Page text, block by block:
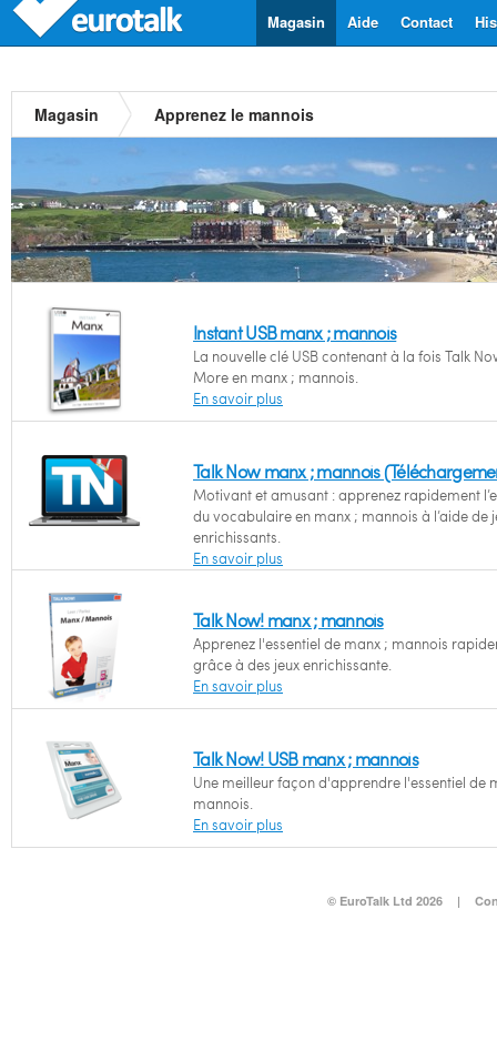
Contact
Aide
Magasin
Magasin Apprenez le mannois
Instant USB manx ; mannois
La nouvelle clé USB contenant à la fois Talk
More en manx ; mannois.
En savoir plus
Talk Now manx ; mannois
Motivant et amusant : apprenez rapidement
du vocabulaire en manx ; mannois à l’aide de
enrichissants.
En savoir plus
Talk Now! manx ; mannois
Apprenez l'essentiel de manx ; mannois
grâce à des jeux enrichissante.
En savoir plus
Talk Now! USB manx ; mannois
Une meilleur façon d'apprendre l'essentiel de
mannois.
En savoir plus
© EuroTalk Ltd 2026 |